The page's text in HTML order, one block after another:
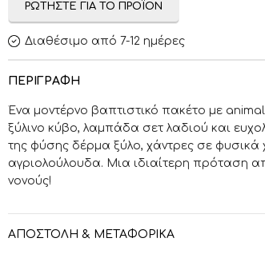
ΡΩΤΉΣΤΕ ΓΙΑ ΤΟ ΠΡΟΪΌΝ
Διαθέσιμο από 7-12 ημέρες
ΠΕΡΙΓΡΑΦΉ
Ένα μοντέρνο βαπτιστικό πακέτο με
ξύλινο κύβο, λαμπάδα σετ λαδιού και
της φύσης δέρμα ξύλο, χάντρες σε
αγριολούλουδα. Μια ιδιαίτερη πρόταση
νονούς!
ΑΠΟΣΤΟΛΉ & ΜΕΤΑΦΟΡΙΚΆ